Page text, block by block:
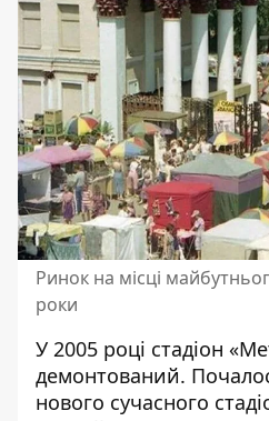
Ринок на місці
роки
У 2005 році стадіон
демонтований.
нового сучасного